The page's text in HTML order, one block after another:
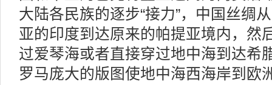
大陆各民族的逐步“接力”，中国丝绸
亚的印度到达原来的帕提亚境内，然
过爱琴海或者直接穿过地中海到达希
罗马庞大的版图使地中海西海岸到欧